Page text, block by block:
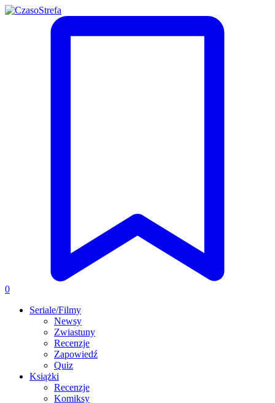
0
Seriale/Filmy
Newsy
Zwiastuny
Recenzje
Zapowiedź
Quiz
Książki
Recenzje
Komiksy